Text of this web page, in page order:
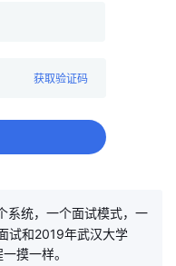
获取验证码
系统，一个面试模式，一
试和2019年武汉大学
摸一样。